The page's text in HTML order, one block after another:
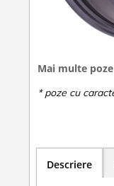
Mai multe poze
Descriere